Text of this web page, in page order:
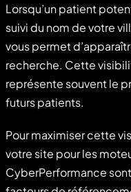
Lorsqu’un patient
suivi du nom de votre
vous permet
recherche. Cette
représente souvent le
futurs patients.
Pour maximiser cette
votre site pour les
CyberPerformance